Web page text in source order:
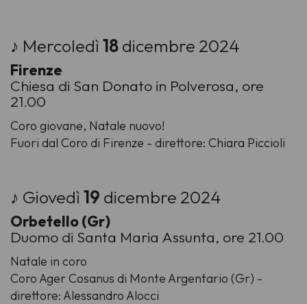
♪ Mercoledì18dicembre 2024
Firenze
Chiesa di San Donato in Polverosa, ore
21.00
Coro giovane, Natale nuovo!
Fuori dal Coro di Firenze - direttore: Chiara Piccioli
♪ Giovedì19 dicembre 2024
Orbetello (Gr)
Duomo di Santa Maria Assunta, ore 21.00
Natale in coro
Coro Ager Cosanus di Monte Argentario (Gr) -
direttore: Alessandro Alocci